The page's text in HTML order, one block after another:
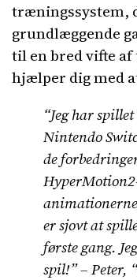
træningssystem,
grundlæggende
til en bred vifte
hjælper dig med
“Jeg har
Nintendo
de
er sjovt at
første gang.
spil!” – Peter,